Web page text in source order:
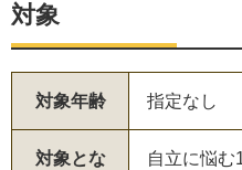
対象
対象年齢 指定なし
対象とな
自立に悩む